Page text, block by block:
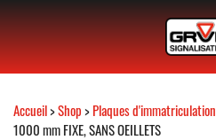
Accueil>Shop>Plaques d'immatriculation
1000 mm FIXE, SANS OEILLETS